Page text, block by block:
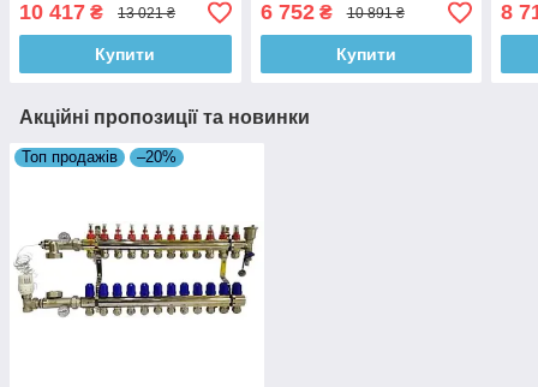
10 417 ₴ 13 021 ₴
Купити
6 752₴ 10 891 ₴
Купити
8
Акційні пропозиції та новинки
Топ продажів –20%